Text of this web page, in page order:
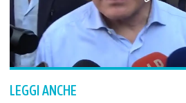
LEGGI ANCHE